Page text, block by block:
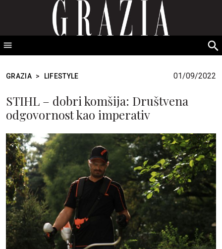
GRAZIA Srbija
GRAZIA > LIFESTYLE 01/09/2022
STIHL – dobri komšija: Društvena
odgovornost kao imperativ